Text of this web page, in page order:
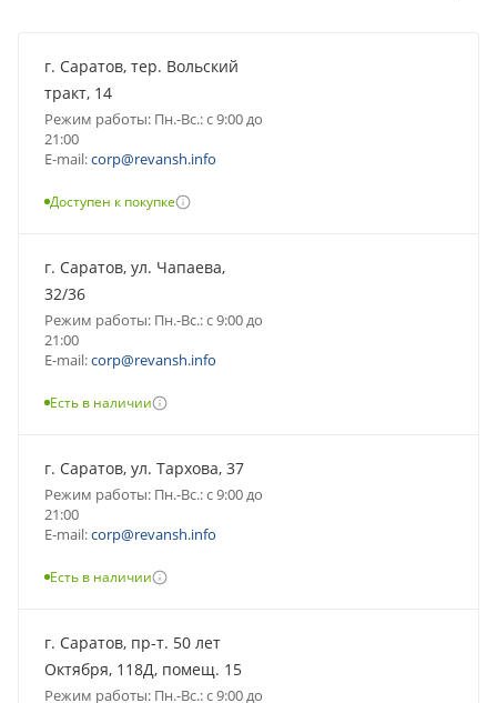
г. Саратов, тер. Вольский
тракт, 14
Режим работы: Пн.-Вс.: с 9:00 до
21:00
E-mail:corp@revansh.info
Доступен к покупке
г. Саратов, ул. Чапаева,
32/36
Режим работы: Пн.-Вс.: с 9:00 до
21:00
E-mail:corp@revansh.info
Есть в наличии
г. Саратов, ул. Тархова, 37
Режим работы: Пн.-Вс.: с 9:00 до
21:00
E-mail:corp@revansh.info
Есть в наличии
г. Саратов, пр-т. 50 лет
Октября, 118Д, помещ. 15
Режим работы: Пн.-Вс.: с 9:00 до